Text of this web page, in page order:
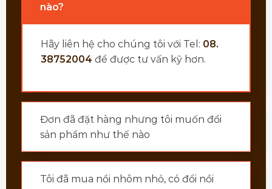
nào?
Hãy liên hệ cho chúng tôi với Tel: 08.
38752004 để được tư vấn kỹ hơn.
Đơn đã đặt hàng nhưng tôi muốn đổi
sản phẩm như thế nào
Tôi đã mua nồi nhôm nhỏ, có đổi nồi